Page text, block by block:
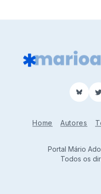
Home Autores
Portal Mário
Todos os